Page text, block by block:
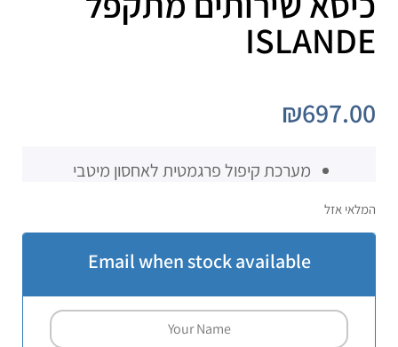
ISLANDE
₪697.00
מערכת קיפול פרגמטית לאחסון מיטבי
המלאי אזל
Email when stock available